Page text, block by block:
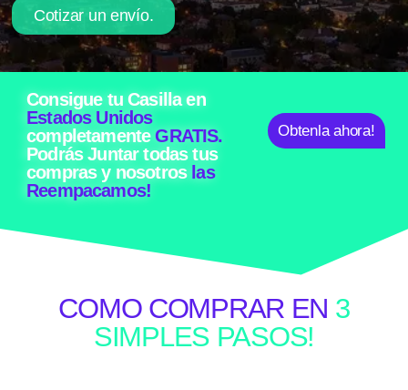
Cotizar un envío.
Consigue tu Casilla en
Estados Unidos
completamenteGRATIS.
Podrás Juntar todas tus
compras y nosotros las
Reempacamos!
Obtenla ahora!
COMO COMPRAR EN 3
SIMPLES PASOS!